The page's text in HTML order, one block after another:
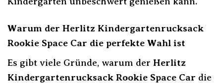
Warum der Herlitz Kindergartenrucksack
Rookie Space Car die perfekte Wahl ist
Es gibt viele Gründe, warum der Herlitz
Kindergartenrucksack Rookie Space Car die